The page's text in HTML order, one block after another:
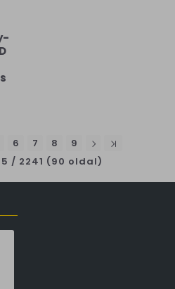
6 7 8
9
/ 2241 (90 oldal)